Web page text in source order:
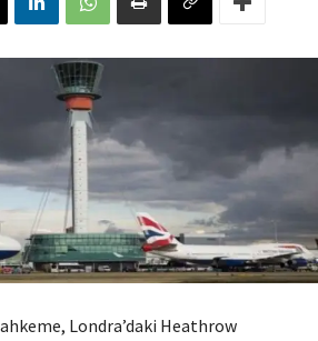
Londra’daki Heathrow